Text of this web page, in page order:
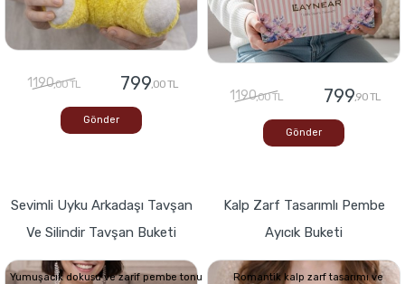
1190,00 TL 799,00 TL
Gönder
1190,00 TL 799,90 TL
Gönder
Sevimli Uyku Arkadaşı Tavşan
Ve Silindir Tavşan Buketi
Yumuşacık dokusu ve zarif pembe tonu
Kalp Zarf Tasarımlı Pembe
Ayıcık Buketi
Romantik kalp zarf tasarımı ve